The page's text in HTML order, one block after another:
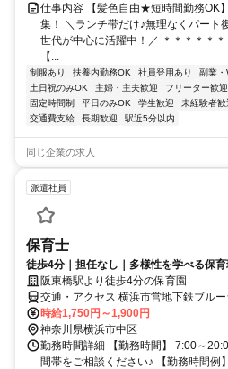
仕事内容 【髪色自由★短時間勤務OK
集！ ＼ランチ帯だけ♪無理なくパート
世代が中心に活躍中！／ ＊＊＊＊＊
【...
制服あり 扶養内勤務OK 社員登用あり 副業・
土日祝のみOK
主婦・主夫歓迎 フリーター歓迎
固定時間制
平日のみOK 学生歓迎 未経験者歓
交通費支給
長期歓迎 駅近5分以内
同じ企業の求人
派遣社員
保育士
徒歩4分｜担任なし｜多様性を学べる保
阪東橋駅より徒歩4分の保育園
交通・アクセス 横浜市営地下鉄ブル
時給1,750円～1,900円
神奈川県横浜市中区
勤務時間詳細 【勤務時間】 7:00～
間帯をご相談ください♪ 【勤務時間例